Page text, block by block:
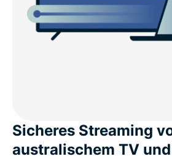
Sicheres Streaming
australischem TV